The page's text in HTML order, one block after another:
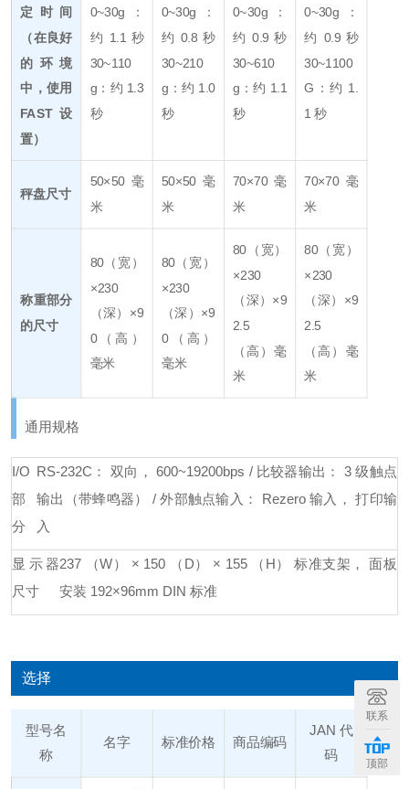
定时间
（在良好
的环境
中，使用
FAST 设
置）
0~30g：
约 1.1 秒
30~110
g：约 1.3
秒
0~30g：
约 0.8 秒
30~210
g：约 1.0
秒
0~30g：
约 0.9 秒
30~610
g：约 1.1
秒
0~30g：
约 0.9 秒
30~1100
G：约 1.
1 秒
秤盘尺寸
50×50 毫
米
50×50 毫
米
70×70 毫
米
70×70 毫
米
称重部分
的尺寸
80（宽）
×230
（深）×9
0（高）
毫米
80（宽）
×230
（深）×9
0（高）
毫米
80（宽）
×230
（深）×9
2.5
（高）毫
米
80（宽）
×230
（深）×9
2.5
（高）毫
米
通用规格
I/O
部
分
RS-232C： 双向， 600~19200bps / 比较器输出： 3 级触点
输出（带蜂鸣器） / 外部触点输入： Rezero 输入， 打印输
入
显示器
尺寸
237 （W） × 150 （D） × 155 （H） 标准支架， 面板
安装 192×96mm DIN 标准
选择
型号名
称
名字 标准价格 商品编码
JAN 代
码
联系
顶部